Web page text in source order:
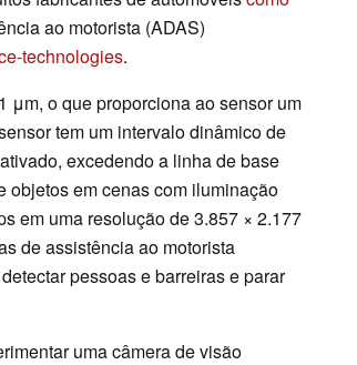
ao motorista (ADAS)
technologies.
μm, o que proporciona ao sensor um
tem um intervalo dinâmico de
excedendo a linha de base
objetos em cenas com iluminação
em uma resolução de 3.857 × 2.177
de assistência ao motorista
pessoas e barreiras e parar
uma câmera de visão